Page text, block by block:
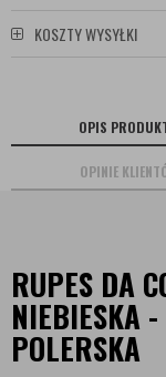
KOSZTY WYSYŁKI
OPIS
OPINIE
RUPES DA
NIEBIESKA
POLERSKA